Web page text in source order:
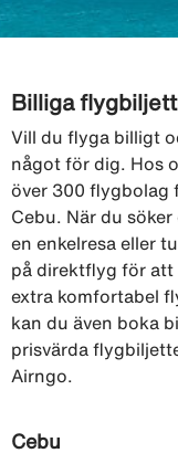
Billiga
Vill du flyga billigt
något för dig. Hos
över 300 flygbolag
Cebu. När du
en enkelresa eller
på direktflyg för att
extra komfortabel
kan du även boka
prisvärda
Airngo.
Cebu